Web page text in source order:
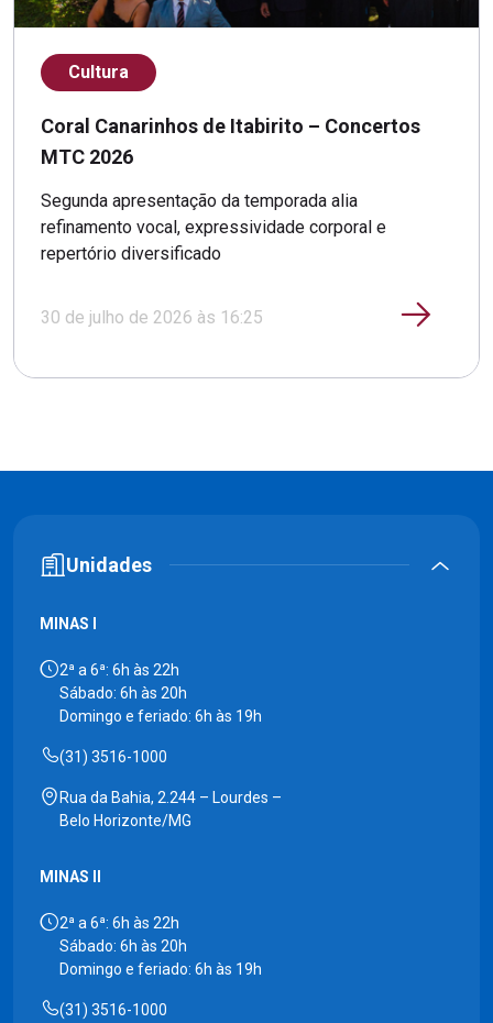
Cultura
Coral Canarinhos de Itabirito – Concertos
MTC 2026
Segunda apresentação da temporada alia
refinamento vocal, expressividade corporal e
repertório diversificado
30 de julho de 2026 às 16:25
Unidades
MINAS I
2ª a 6ª: 6h às 22h
Sábado: 6h às 20h
Domingo e feriado: 6h às 19h
(31) 3516-1000
Rua da Bahia, 2.244 – Lourdes –
Belo Horizonte/MG
MINAS II
2ª a 6ª: 6h às 22h
Sábado: 6h às 20h
Domingo e feriado: 6h às 19h
(31) 3516-1000